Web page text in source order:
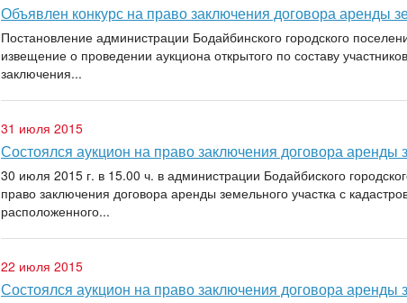
Объявлен конкурс на право заключения договора аренды
Постановление администрации Бодайбинского городского
извещение о проведении аукциона открытого по составу
заключения...
31 июля 2015
Состоялся аукцион на право заключения договора аренды
30 июля 2015 г. в 15.00 ч. в администрации Бодайбиского
право заключения договора аренды земельного участка с
расположенного...
22 июля 2015
Состоялся аукцион на право заключения договора аренды